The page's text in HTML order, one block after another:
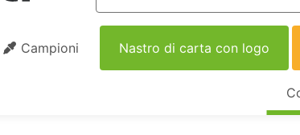
Campioni Nastro di carta con logo